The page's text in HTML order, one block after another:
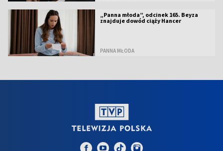
„Panna młoda”, odcinek 165. Beyza
znajduje dowód ciąży Hancer
PANNA MŁODA